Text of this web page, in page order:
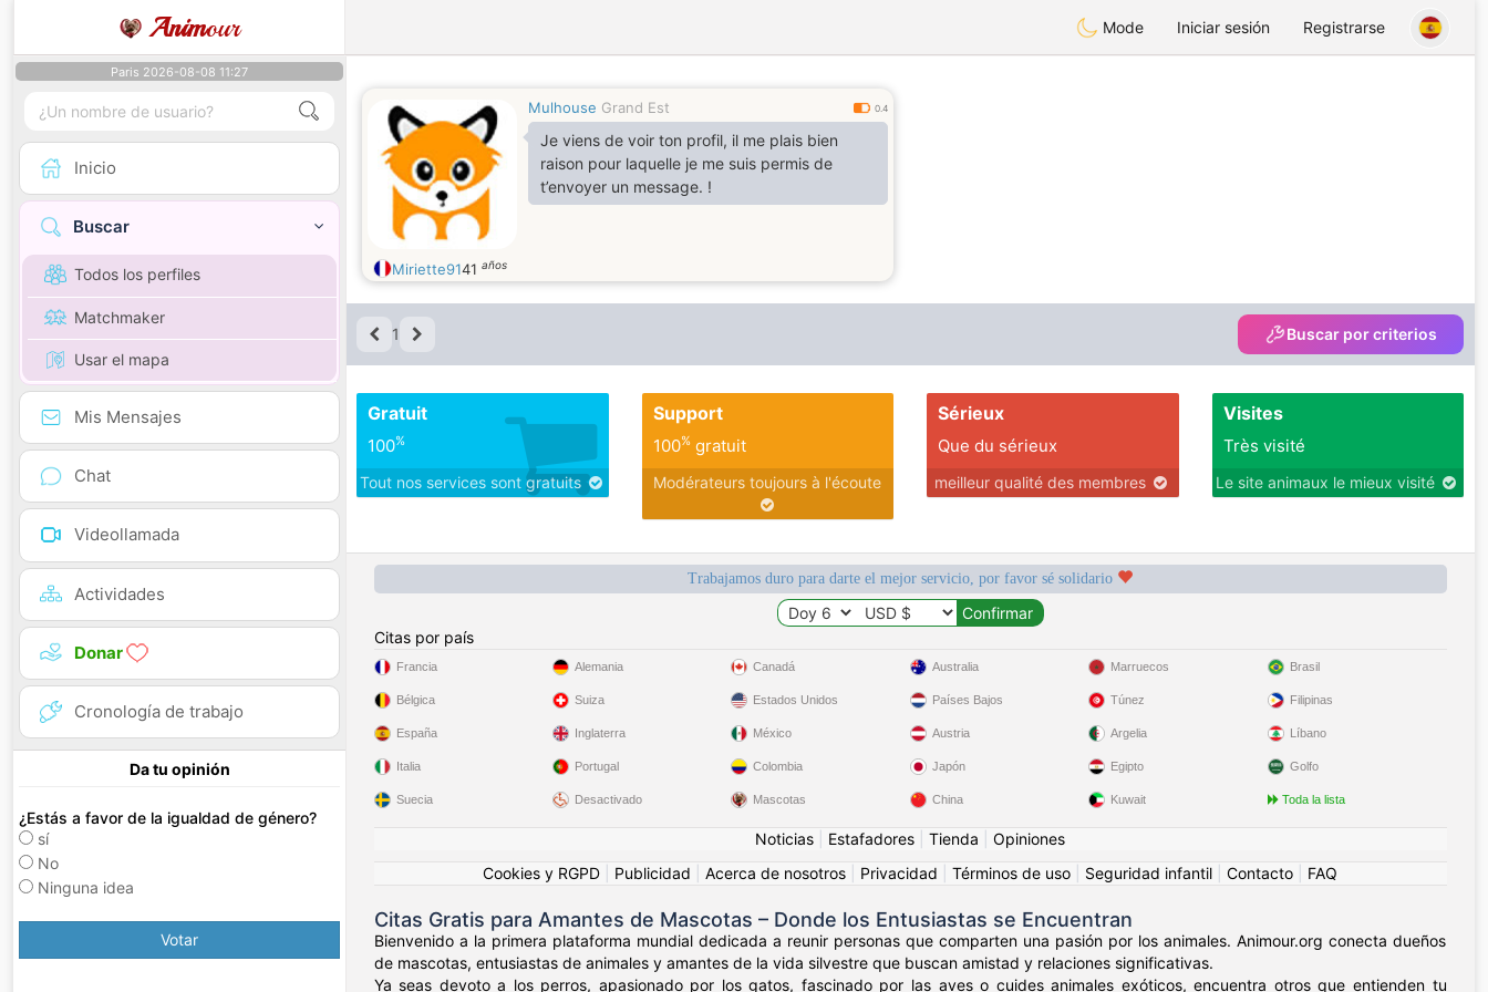
Animour Mode Iniciar sesión Registrarse
Paris 2026-08-08 11:27
Inicio
Buscar
Todos los perfiles
Matchmaker
Usar el mapa
Mis Mensajes
Chat
Videollamada
Actividades
Donar
Cronología de trabajo
Da tu opinión
¿Estás a favor de la igualdad de género?
sí
No
Ninguna idea
Votar
Mulhouse Grand Est 0.4
Je viens de voir ton profil, il me plais bien
raison pour laquelle je me suis permis de
t’envoyer un message. !
Miriette9141 años
1 Buscar por criterios
Gratuit
100%
Tout nos services sont gratuits
Support
100%gratuit
Modérateurs toujours à l'écoute
Sérieux
Que du sérieux
meilleur qualité des membres
Visites
Très visité
Le site animaux le mieux visité
Trabajamos duro para darte el mejor servicio, por favor sé solidario
Citas por país
Francia
Bélgica
España
Italia
Suecia
Alemania
Suiza
Inglaterra
Portugal
Desactivado
Canadá
Estados Unidos
México
Colombia
Mascotas
Australia
Países Bajos
Austria
Japón
China
Marruecos
Túnez
Argelia
Egipto
Kuwait
Brasil
Filipinas
Líbano
Golfo
Toda la lista
Noticias Estafadores Tienda
Opiniones
Cookies y RGPD
Publicidad Acerca de nosotros Privacidad Términos de uso Seguridad infantil Contacto FAQ
Citas Gratis para Amantes de Mascotas – Donde los Entusiastas se Encuentran
Bienvenido a la primera plataforma mundial dedicada a reunir personas que comparten una pasión por los animales. Animour.org conecta dueños
de mascotas, entusiastas de animales y amantes de la vida silvestre que buscan amistad y relaciones significativas.
Ya seas devoto a los perros, apasionado por los gatos, fascinado por las aves o cuides animales exóticos, encuentra otros que entienden tu